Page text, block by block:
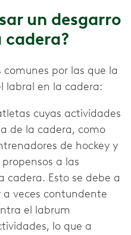
un desgarro
por las que la
labral en la cadera:
cuyas actividades
de la cadera, como
de hockey y
a las
cadera. Esto se debe a
veces contundente
el labrum
lo que a